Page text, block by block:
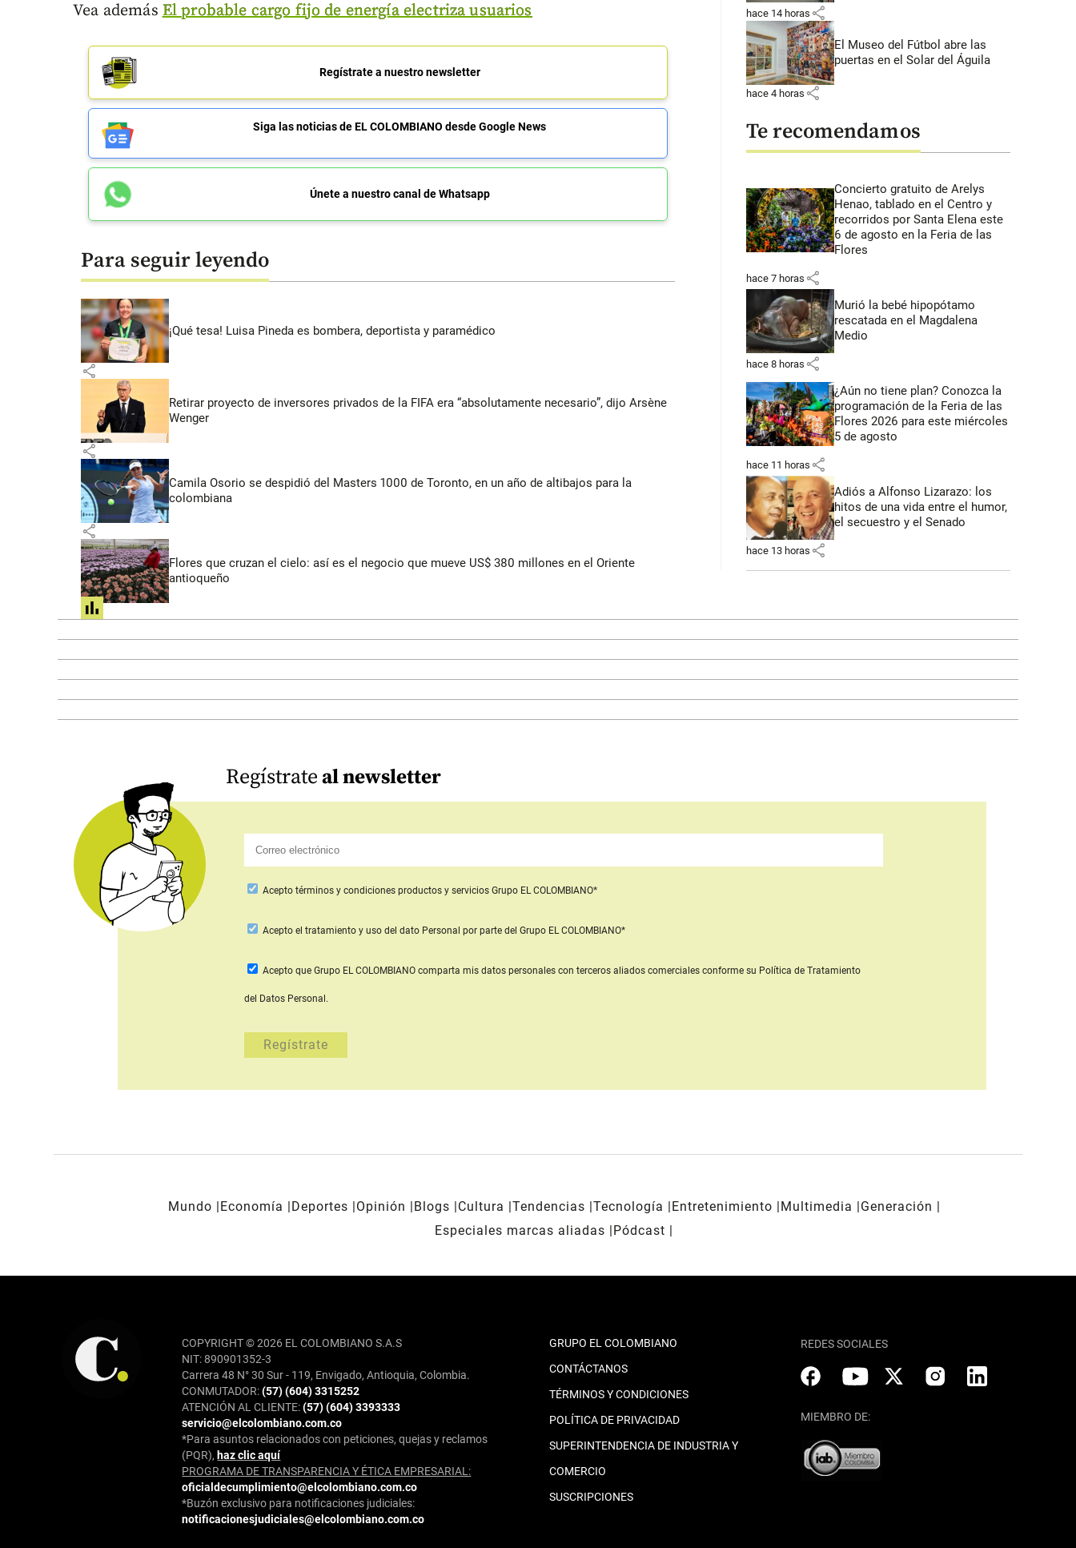
Vea ademásEl probable cargo fijo de energía electriza usuarios
Regístrate a nuestro newsletter
Siga las noticias de EL COLOMBIANO desde Google News
Únete a nuestro canal de Whatsapp
Para seguir leyendo
¡Qué tesa! Luisa Pineda es bombera, deportista y paramédico
share
Retirar proyecto de inversores privados de la FIFA era “absolutamente necesario”, dijo Arsène
Wenger
share
Camila Osorio se despidió del Masters 1000 de Toronto, en un año de altibajos para la
colombiana
share
Flores que cruzan el cielo: así es el negocio que mueve US$ 380 millones en el Oriente
antioqueño
share
hace 14 horas share
El Museo del Fútbol abre las
puertas en el Solar del Águila
hace 4 horas share
Te recomendamos
Concierto gratuito de Arelys
Henao, tablado en el Centro y
recorridos por Santa Elena este
6 de agosto en la Feria de las
Flores
hace 7 horas share
Murió la bebé hipopótamo
rescatada en el Magdalena
Medio
hace 8 horas share
¿Aún no tiene plan? Conozca la
programación de la Feria de las
Flores 2026 para este miércoles
5 de agosto
hace 11 horas share
Adiós a Alfonso Lizarazo: los
hitos de una vida entre el humor,
el secuestro y el Senado
hace 13 horas share
Regístrateal newsletter
Acepto términos y condiciones productos y servicios Grupo EL COLOMBIANO*
Aceptoel tratamiento y uso del dato Personal por parte del Grupo EL COLOMBIANO*
Acepto que Grupo EL COLOMBIANO comparta mis datos personales con terceros aliados comercialesconforme su Política de Tratamiento
del Datos Personal.
Mundo Economía Deportes Opinión Blogs Cultura Tendencias Tecnología Entretenimiento Multimedia
Generación
Especiales marcas aliadas
Pódcast
COPYRIGHT © 2026 EL COLOMBIANO S.A.S
NIT: 890901352-3
Carrera 48 N° 30 Sur - 119, Envigado, Antioquia, Colombia.
CONMUTADOR:(57) (604) 3315252
ATENCIÓN AL CLIENTE:(57) (604) 3393333
servicio@elcolombiano.com.co
*Para asuntos relacionados con peticiones, quejas y reclamos
(PQR), haz clic aquí
PROGRAMA DE TRANSPARENCIA Y ÉTICA EMPRESARIAL:
oficialdecumplimiento@elcolombiano.com.co
*Buzón exclusivo para notificaciones judiciales:
notificacionesjudiciales@elcolombiano.com.co
GRUPO EL COLOMBIANO
CONTÁCTANOS
TÉRMINOS Y CONDICIONES
POLÍTICA DE PRIVACIDAD
SUPERINTENDENCIA DE INDUSTRIA Y
COMERCIO
SUSCRIPCIONES
REDES SOCIALES
MIEMBRO DE: